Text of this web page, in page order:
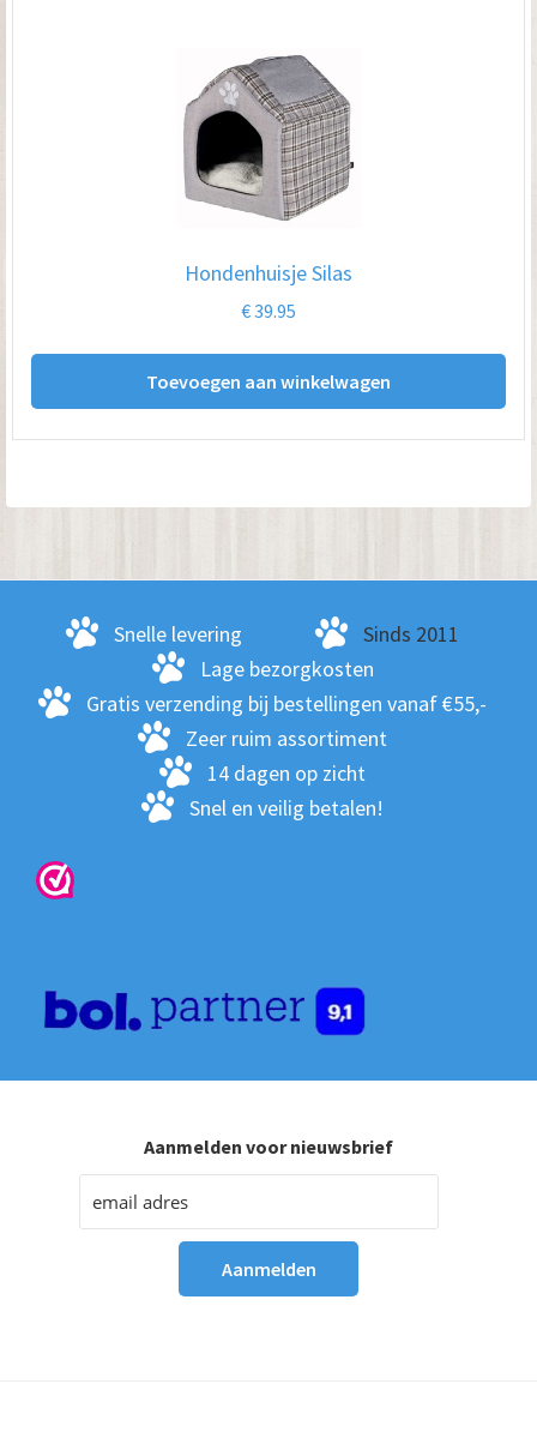
Hondenhuisje Silas
€39.95
Toevoegen aan winkelwagen
Snelle levering
Sinds 2011
Lage bezorgkosten
Gratis verzending bij bestellingen vanaf €55,-
Zeer ruim assortiment
14 dagen op zicht
Snel en veilig betalen!
Aanmelden voor nieuwsbrief